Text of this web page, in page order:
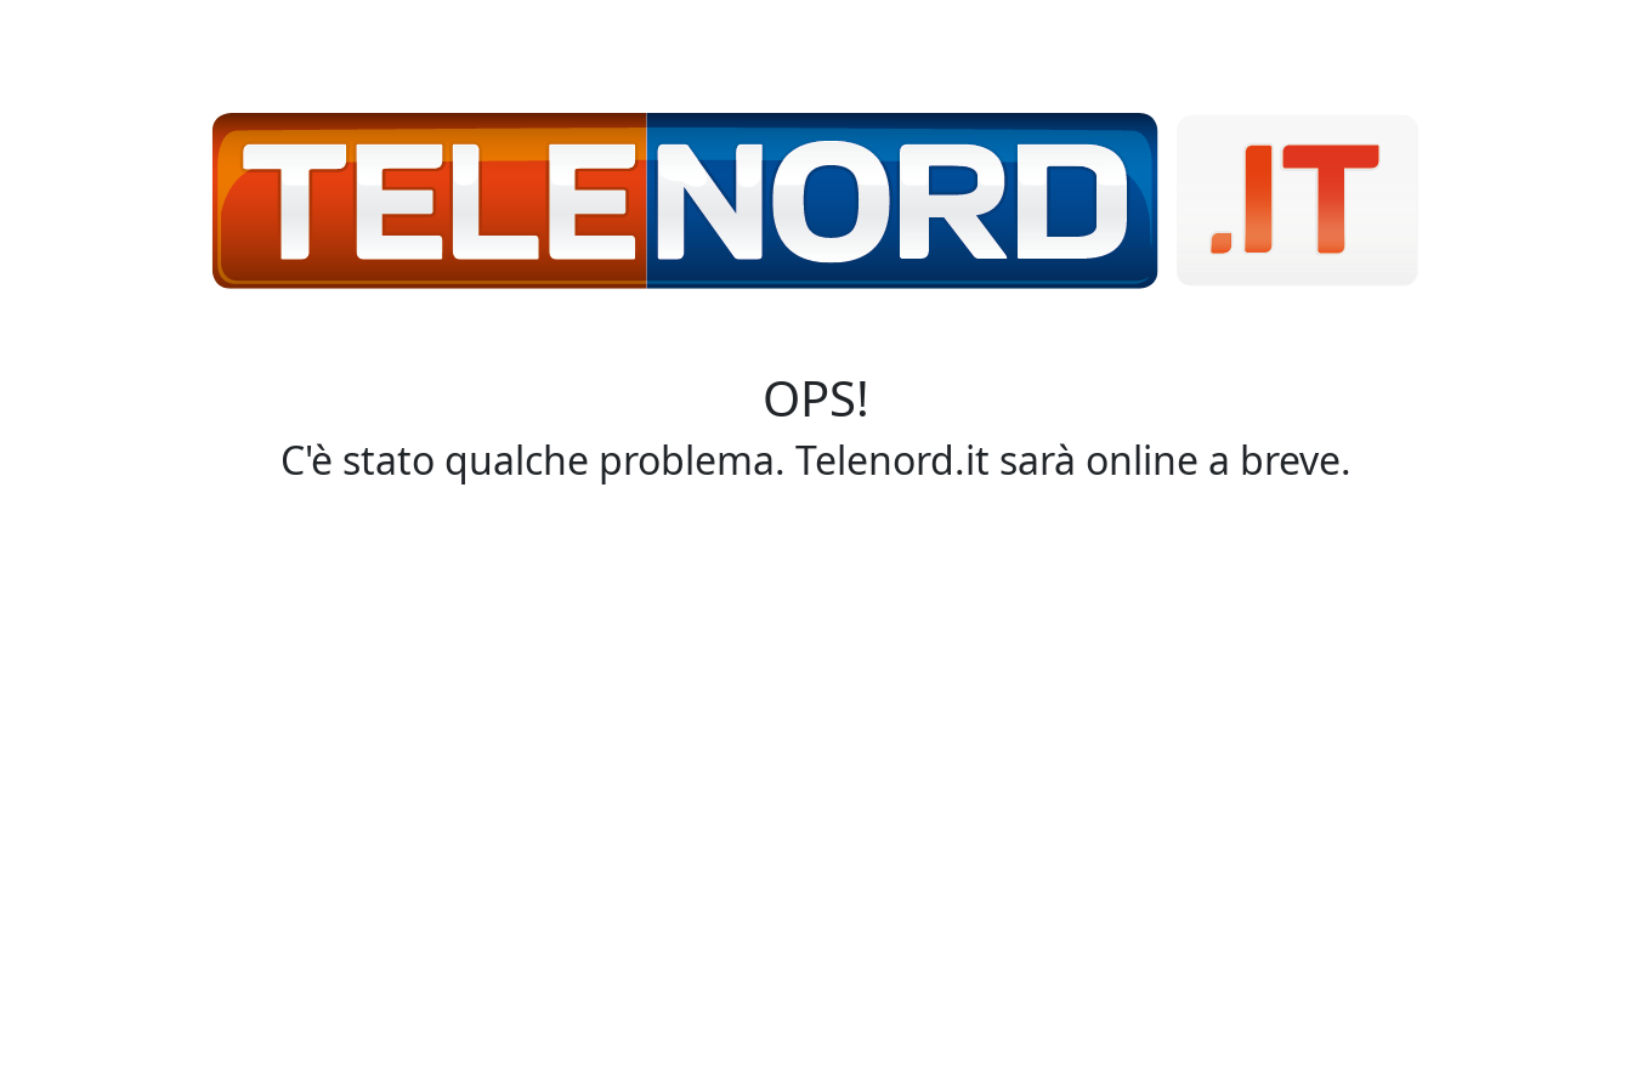
OPS!
C'è stato qualche problema. Telenord.it sarà online a breve.